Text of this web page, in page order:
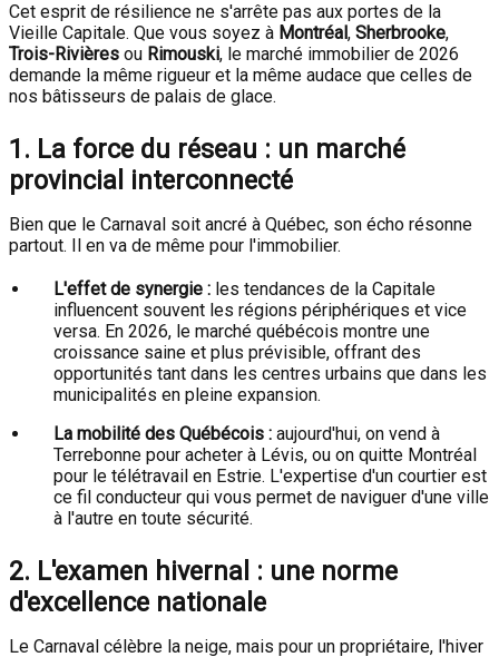
Cet esprit de résilience ne s'arrête pas aux portes de la
Vieille Capitale. Que vous soyez à Montréal, Sherbrooke,
Trois-Rivières ou Rimouski, le marché immobilier de 2026
demande la même rigueur et la même audace que celles de
nos bâtisseurs de palais de glace.
1. La force du réseau : un marché
provincial interconnecté
Bien que le Carnaval soit ancré à Québec, son écho résonne
partout. Il en va de même pour l'immobilier.
L'effet de synergie : les tendances de la Capitale
influencent souvent les régions périphériques et vice
versa. En 2026, le marché québécois montre une
croissance saine et plus prévisible, offrant des
opportunités tant dans les centres urbains que dans les
municipalités en pleine expansion.
La mobilité des Québécois : aujourd'hui, on vend à
Terrebonne pour acheter à Lévis, ou on quitte Montréal
pour le télétravail en Estrie. L'expertise d'un courtier est
ce fil conducteur qui vous permet de naviguer d'une ville
à l'autre en toute sécurité.
2. L'examen hivernal : une norme
d'excellence nationale
Le Carnaval célèbre la neige, mais pour un propriétaire, l'hiver